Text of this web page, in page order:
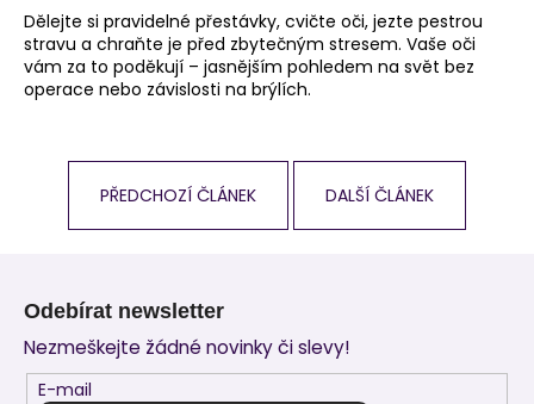
Dělejte si pravidelné přestávky, cvičte oči, jezte pestrou
stravu a chraňte je před zbytečným stresem. Vaše oči
vám za to poděkují – jasnějším pohledem na svět bez
operace nebo závislosti na brýlích.
PŘEDCHOZÍ ČLÁNEK DALŠÍ ČLÁNEK
Odebírat newsletter
Nezmeškejte žádné novinky či slevy!
E-mail